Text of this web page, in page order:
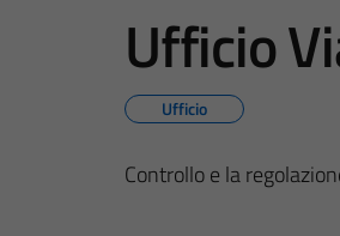
Ufficio
Ufficio
Controllo e la